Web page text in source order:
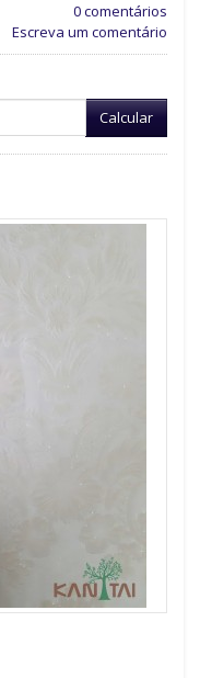
0 comentários
Escreva um comentário
Calcular